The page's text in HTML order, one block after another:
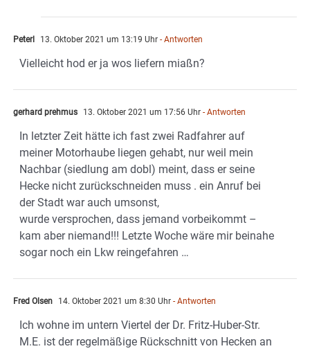
Peterl 13. Oktober 2021 um 13:19 Uhr - Antworten
Vielleicht hod er ja wos liefern miaßn?
gerhard prehmus 13. Oktober 2021 um 17:56 Uhr - Antworten
In letzter Zeit hätte ich fast zwei Radfahrer auf
meiner Motorhaube liegen gehabt, nur weil mein
Nachbar (siedlung am dobl) meint, dass er seine
Hecke nicht zurückschneiden muss . ein Anruf bei
der Stadt war auch umsonst,
wurde versprochen, dass jemand vorbeikommt –
kam aber niemand!!! Letzte Woche wäre mir beinahe
sogar noch ein Lkw reingefahren …
Fred Olsen 14. Oktober 2021 um 8:30 Uhr - Antworten
Ich wohne im untern Viertel der Dr. Fritz-Huber-Str.
M.E. ist der regelmäßige Rückschnitt von Hecken an